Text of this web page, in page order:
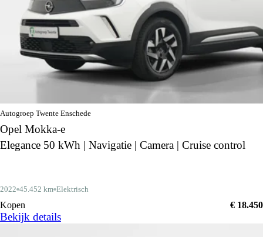
Autogroep Twente Enschede
Opel Mokka-e
Elegance 50 kWh | Navigatie | Camera | Cruise control
2022 45.452 km Elektrisch
Kopen € 18.450
Bekijk details